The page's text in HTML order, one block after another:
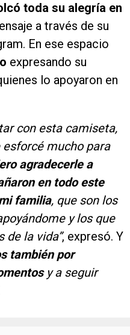
toda su alegría en
a través de su
En ese espacio
expresando su
lo apoyaron en
con esta camiseta,
mucho para
agradecerle a
en todo este
familia, que son los
y los que
de la vida”, expresó. Y
también por
y a seguir